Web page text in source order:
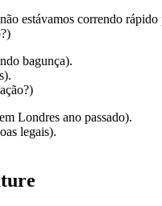
estávamos correndo rápido
bagunça).
Londres ano passado).
legais).